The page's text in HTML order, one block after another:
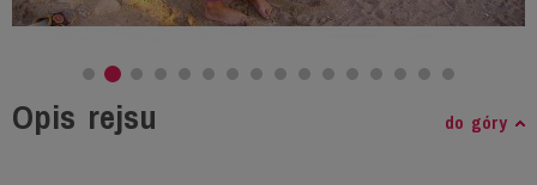
Opis rejsu do góry